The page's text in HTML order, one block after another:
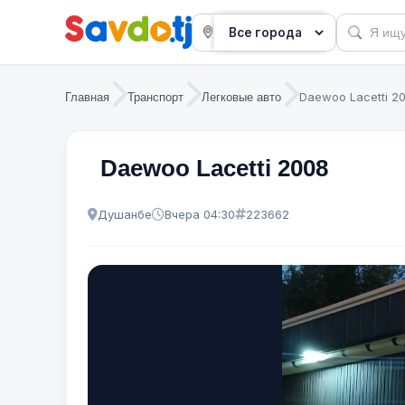
Главная Транспорт Легковые авто Daewoo Lacetti
Daewoo Lacetti 2008
Душанбе Вчера 04:30 223662